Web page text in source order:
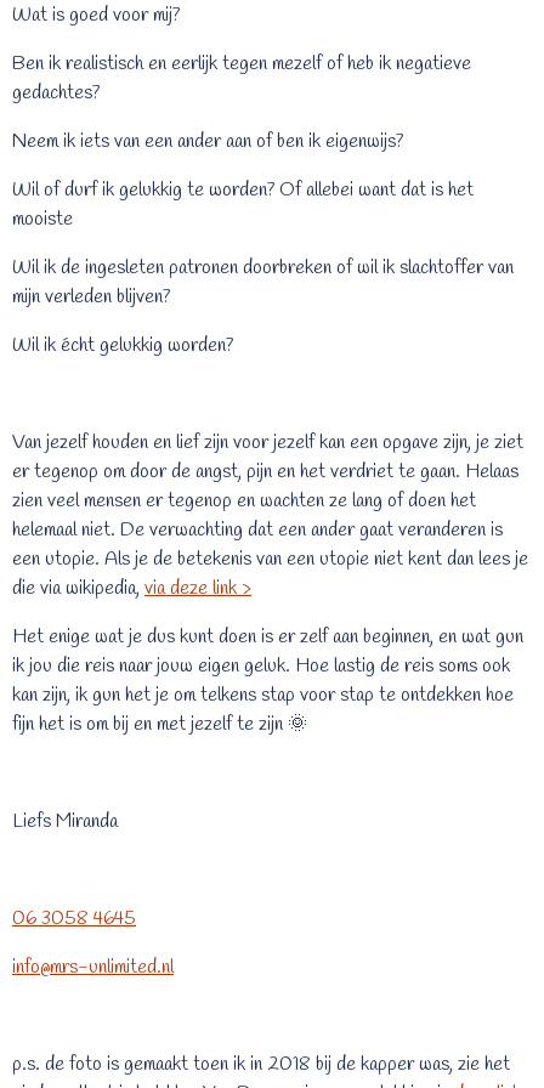
Wat is goed voor mij?
Ben ik realistisch en eerlijk tegen mezelf of heb ik negatieve
gedachtes?
Neem ik iets van een ander aan of ben ik eigenwijs?
Wil of durf ik gelukkig te worden? Of allebei want dat is het
mooiste
Wil ik de ingesleten patronen doorbreken of wil ik slachtoffer van
mijn verleden blijven?
Wil ik écht gelukkig worden?
Van jezelf houden en lief zijn voor jezelf kan een opgave zijn, je ziet
er tegenop om door de angst, pijn en het verdriet te gaan. Helaas
zien veel mensen er tegenop en wachten ze lang of doen het
helemaal niet. De verwachting dat een ander gaat veranderen is
een utopie. Als je de betekenis van een utopie niet kent dan lees je
die via wikipedia, via deze link >
Het enige wat je dus kunt doen is er zelf aan beginnen, en wat gun
ik jou die reis naar jouw eigen geluk. Hoe lastig de reis soms ook
kan zijn, ik gun het je om telkens stap voor stap te ontdekken hoe
fijn het is om bij en met jezelf te zijn 🌞
Liefs Miranda
06 3058 4645
info@mrs-unlimited.nl
p.s. de foto is gemaakt toen ik in 2018 bij de kapper was, zie het